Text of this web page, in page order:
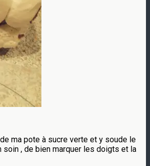
ma pote à sucre verte et y soude le
soin , de bien marquer les doigts et la